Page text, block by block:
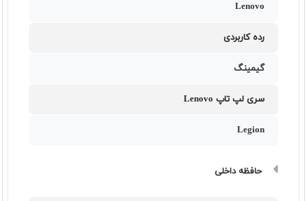
Lenovo
رده کاربردی
گیمینگ
سری لپ تاپ Lenovo
Legion
حافظه داخلی